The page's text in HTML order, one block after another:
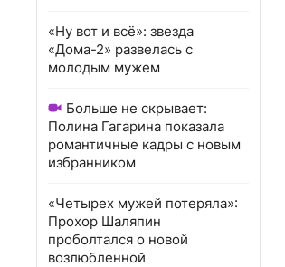
«Ну вот и всё»: звезда
«Дома-2» развелась с
молодым мужем
Больше не скрывает:
Полина Гагарина показала
романтичные кадры с новым
избранником
«Четырех мужей потеряла»:
Прохор Шаляпин
проболтался о новой
возлюбленной